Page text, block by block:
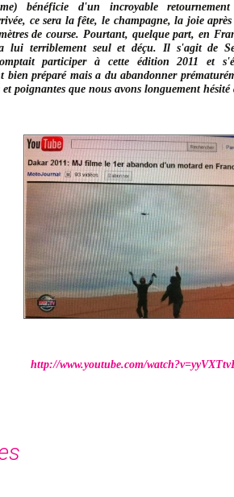
bénéficie d'un incroyable
ce sera la fête, le champagne, la joie après
de course. Pourtant, quelque part, en
lui terriblement seul et déçu. Il s'agit de
participer à cette édition 2011 et
bien préparé mais a du abandonner
et poignantes que nous avons longuement
http://www.youtube.com/